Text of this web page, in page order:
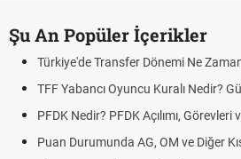
Şu An Popüler İçerikler
Türkiye'de Transfer Dönemi Ne
TFF Yabancı Oyuncu Kuralı Nedir?
PFDK Nedir? PFDK Açılımı, Görevleri
Puan Durumunda AG, OM ve Diğer